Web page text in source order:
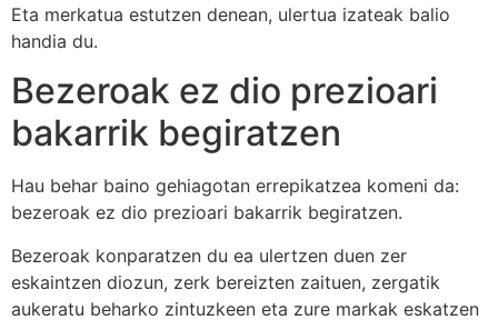
Eta merkatua estutzen denean, ulertua izateak balio
handia du.
Bezeroak ez dio prezioari
bakarrik begiratzen
Hau behar baino gehiagotan errepikatzea komeni da:
bezeroak ez dio prezioari bakarrik begiratzen.
Bezeroak konparatzen du ea ulertzen duen zer
eskaintzen diozun, zerk bereizten zaituen, zergatik
aukeratu beharko zintuzkeen eta zure markak eskatzen